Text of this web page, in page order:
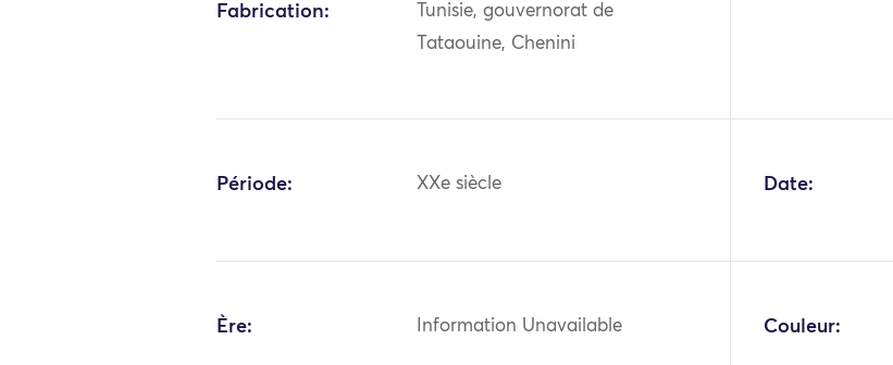
Fabrication:
Tunisie, gouvernorat de
Tataouine, Chenini
Période: XXe siècle Date:
Ère: Information Unavailable Couleur: